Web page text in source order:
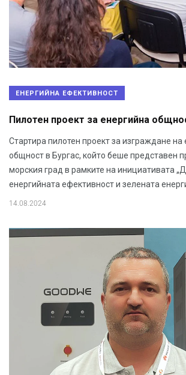
ЕНЕРГИЙНА ЕФЕКТИВНОСТ
Пилотен проект за енергийна
Стартира пилотен проект за изграждане на
общност в Бургас, който беше представен
морския град в рамките на инициативата
енергийната ефективност и зелената
14.08.2024